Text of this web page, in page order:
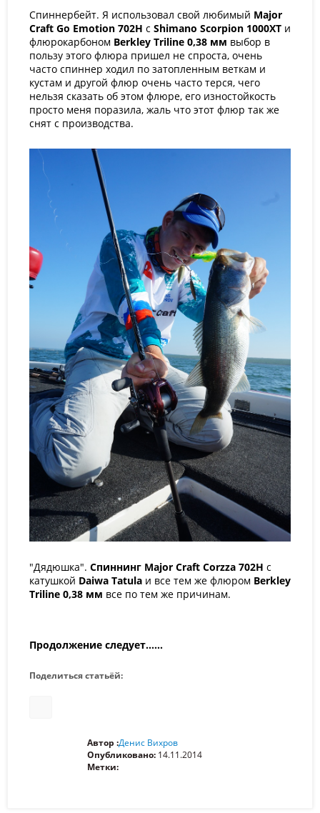
Спиннербейт. Я использовал свой любимый Major
Craft Go Emotion 702H c Shimano Scorpion 1000XT и
флюрокарбоном Berkley Triline 0,38 мм выбор в
пользу этого флюра пришел не спроста, очень
часто спиннер ходил по затопленным веткам и
кустам и другой флюр очень часто терся, чего
нельзя сказать об этом флюре, его изностойкость
просто меня поразила, жаль что этот флюр так же
снят с производства.
"Дядюшка". Спиннинг Major Craft Corzza 702H с
катушкой Daiwa Tatula и все тем же флюром Berkley
Triline 0,38 мм все по тем же причинам.
Продолжение следует……
Поделиться статьёй:
Автор :Денис Вихров
Опубликовано: 14.11.2014
Метки: